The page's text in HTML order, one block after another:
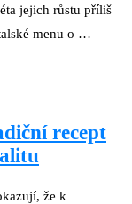
jejich růstu příliš
menu o …
recept
že k